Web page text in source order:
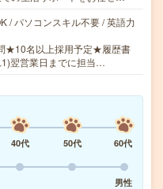
/ パソコンスキル不要 / 英語力
★10名以上採用予定★履歴書
翌営業日までに担当…
40代 50代
60代
男性